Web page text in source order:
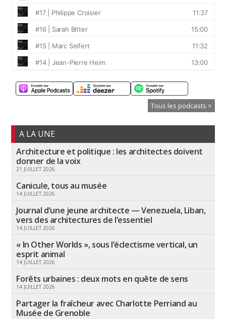
Tous les podcasts >
A LA UNE
Architecture et politique : les architectes doivent
donner de la voix
21 JUILLET 2026
Canicule, tous au musée
14 JUILLET 2026
Journal d’une jeune architecte — Venezuela, Liban,
vers des architectures de l’essentiel
14 JUILLET 2026
« In Other Worlds », sous l’éclectisme vertical, un
esprit animal
14 JUILLET 2026
Forêts urbaines : deux mots en quête de sens
14 JUILLET 2026
Partager la fraîcheur avec Charlotte Perriand au
Musée de Grenoble